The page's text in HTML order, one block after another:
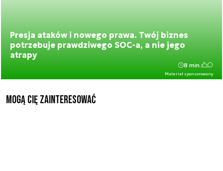
Presja ataków i nowego prawa. Twój biznes
potrzebuje prawdziwego SOC-a, a nie jego
atrapy
Materiał sponsorowany
8 min.
Mogą Cię zainteresować